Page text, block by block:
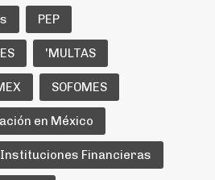
PEP
'MULTAS
SOFOMES
en México
Instituciones Financieras